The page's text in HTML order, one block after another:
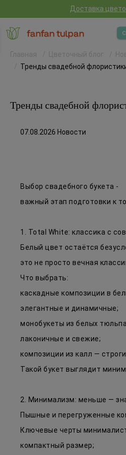
Доставка
Главная Цветочный блог
Тренды свадебной
Тренды свадебной
07.08.2026 Новости
Выбор свадебного букета -
важный этап подготовки к
1. Total White: классика с
Белый цвет остаётся
это не просто вечная
Что выбрать:
каскадные композиции в
элегантные и динамичные;
монобукеты из белых
лаконичные и свежие;
композиции из калл —
Такой букет выглядит
2. Минимализм: меньше —
Пышные и перегруженные
Ключевые черты
компактный размер;